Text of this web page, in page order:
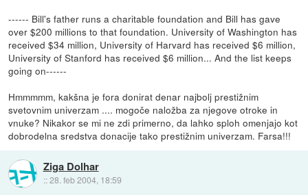
------ Bill's father runs a charitable foundation and Bill has gave
over $200 millions to that foundation. University of Washington has
received $34 million, University of Harvard has received $6 million,
University of Stanford has received $6 million... And the list keeps
going on------
Hmmmmm, kakšna je fora donirat denar najbolj prestižnim
svetovnim univerzam .... mogoče naložba za njegove otroke in
vnuke? Nikakor se mi ne zdi primerno, da lahko sploh omenjajo kot
dobrodelna sredstva donacije tako prestižnim univerzam. Farsa!!!
Ziga Dolhar
::28. feb 2004, 18:59